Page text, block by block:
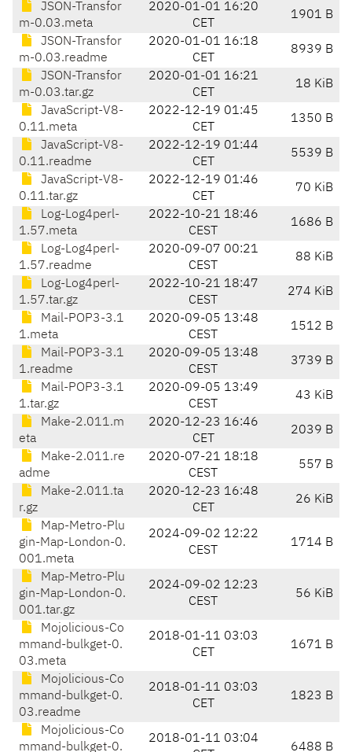
JSON-Transfor
m-0.03.meta
2020-01-01 16:20
CET
1901 B
JSON-Transfor
m-0.03.readme
2020-01-01 16:18
CET
8939 B
JSON-Transfor
m-0.03.tar.gz
2020-01-01 16:21
CET
18 KiB
JavaScript-V8-
0.11.meta
2022-12-19 01:45
CET
1350 B
JavaScript-V8-
0.11.readme
2022-12-19 01:44
CET
5539 B
JavaScript-V8-
0.11.tar.gz
2022-12-19 01:46
CET
70 KiB
Log-Log4perl-
1.57.meta
2022-10-21 18:46
CEST
1686 B
Log-Log4perl-
1.57.readme
2020-09-07 00:21
CEST
88 KiB
Log-Log4perl-
1.57.tar.gz
2022-10-21 18:47
CEST
274 KiB
Mail-POP3-3.1
1.meta
2020-09-05 13:48
CEST
1512 B
Mail-POP3-3.1
1.readme
2020-09-05 13:48
CEST
3739 B
Mail-POP3-3.1
1.tar.gz
2020-09-05 13:49
CEST
43 KiB
Make-2.011.m
eta
2020-12-23 16:46
CET
2039 B
Make-2.011.re
adme
2020-07-21 18:18
CEST
557 B
Make-2.011.ta
r.gz
2020-12-23 16:48
CET
26 KiB
Map-Metro-Plu
gin-Map-London-0.
001.meta
2024-09-02 12:22
CEST
1714 B
Map-Metro-Plu
gin-Map-London-0.
001.tar.gz
2024-09-02 12:23
CEST
56 KiB
Mojolicious-Co
mmand-bulkget-0.
03.meta
2018-01-11 03:03
CET
1671 B
Mojolicious-Co
mmand-bulkget-0.
03.readme
2018-01-11 03:03
CET
1823 B
Mojolicious-Co
mmand-bulkget-0.
2018-01-11 03:04
6488 B